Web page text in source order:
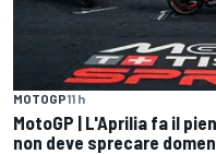
MOTOGP11 h
MotoGP | L'Aprilia fa il
non deve sprecare